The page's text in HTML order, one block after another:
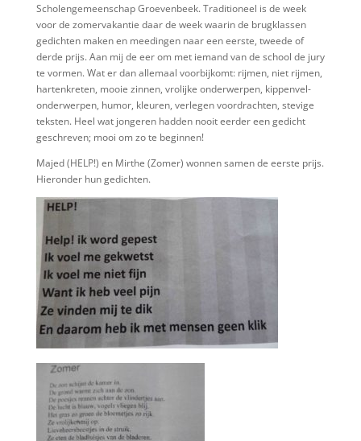
Scholengemeenschap Groevenbeek. Traditioneel is de week
voor de zomervakantie daar de week waarin de brugklassen
gedichten maken en meedingen naar een eerste, tweede of
derde prijs. Aan mij de eer om met iemand van de school de jury
te vormen. Wat er dan allemaal voorbijkomt: rijmen, niet rijmen,
hartenkreten, mooie zinnen, vrolijke onderwerpen, kippenvel-
onderwerpen, humor, kleuren, verlegen voordrachten, stevige
teksten. Heel wat jongeren hadden nooit eerder een gedicht
geschreven; mooi om zo te beginnen!
Majed (HELP!) en Mirthe (Zomer) wonnen samen de eerste prijs.
Hieronder hun gedichten.